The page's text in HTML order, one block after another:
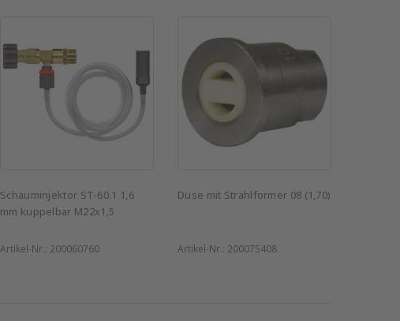
Schauminjektor ST-60.1 1,6
mm kuppelbar M22x1,5
Artikel-Nr.: 200060760
Düse mit Strahlformer 08 (1,70)
Artikel-Nr.: 200075408